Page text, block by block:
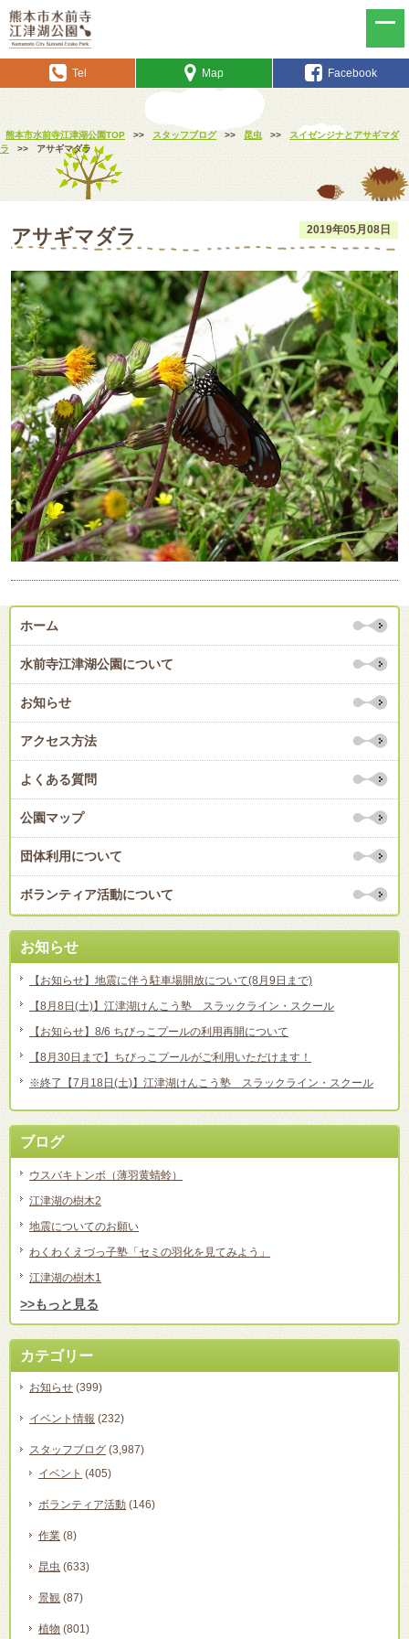
Tel Map Facebook
熊本市水前寺江津湖公園TOP >> スタッフブログ >> 昆虫 >>
スイゼンジナとアサギマダ
ラ
>> アサギマダラ
2019年05月08日
アサギマダラ
ホーム
水前寺江津湖公園について
お知らせ
アクセス方法
よくある質問
公園マップ
団体利用について
ボランティア活動について
お知らせ
【お知らせ】地震に伴う駐車場開放について(8月9日まで)
【8月8日(土)】江津湖けんこう塾 スラックライン・スクール
【お知らせ】8/6 ちびっこプールの利用再開について
【8月30日まで】ちびっこプールがご利用いただけます！
※終了【7月18日(土)】江津湖けんこう塾 スラックライン・スクール
ブログ
ウスバキトンボ（薄羽黄蜻蛉）
江津湖の樹木2
地震についてのお願い
わくわくえづっ子塾「セミの羽化を見てみよう」
江津湖の樹木1
>>もっと見る
カテゴリー
お知らせ (399)
イベント情報 (232)
スタッフブログ (3,987)
イベント (405)
ボランティア活動 (146)
作業 (8)
昆虫 (633)
景観 (87)
植物 (801)